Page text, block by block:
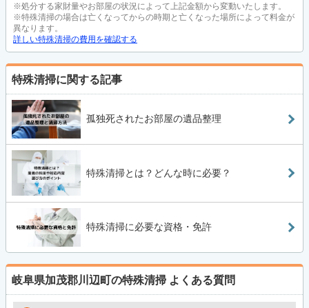
※処分する家財量やお部屋の状況によって上記金額から変動いたします。
※特殊清掃の場合は亡くなってからの時期と亡くなった場所によって料金が
異なります。
詳しい特殊清掃の費用を確認する
特殊清掃に関する記事
孤独死されたお部屋の遺品整理
特殊清掃とは？どんな時に必要？
特殊清掃に必要な資格・免許
岐阜県加茂郡川辺町の特殊清掃 よくある質問